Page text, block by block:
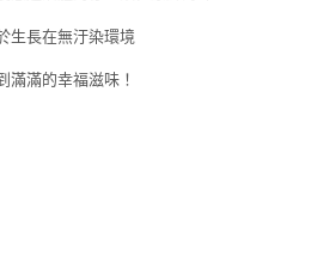
生長在無汙染環境
滿滿的幸福滋味！